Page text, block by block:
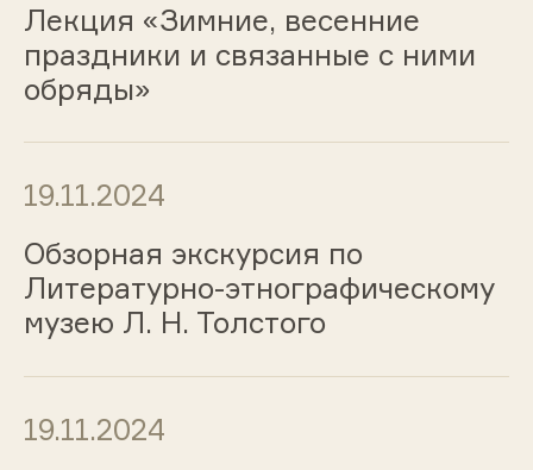
Лекция «Зимние, весенние
праздники и связанные с ними
обряды»
19.11.2024
Обзорная экскурсия по
Литературно-этнографическому
музею Л. Н. Толстого
19.11.2024